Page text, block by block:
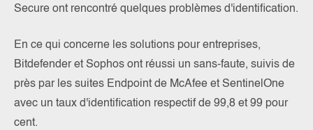
Secure ont rencontré quelques problèmes d'identification.
En ce qui concerne les solutions pour entreprises,
Bitdefender et Sophos ont réussi un sans-faute, suivis de
près par les suites Endpoint de McAfee et SentinelOne
avec un taux d'identification respectif de 99,8 et 99 pour
cent.